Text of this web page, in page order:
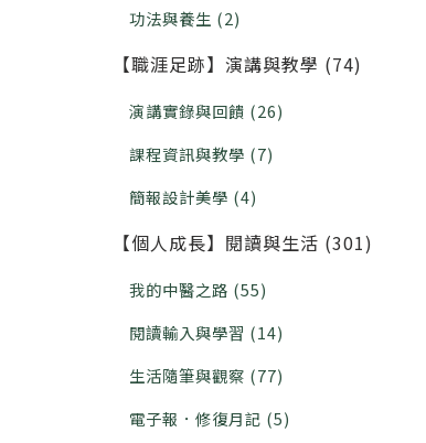
功法與養生 (2)
【職涯足跡】演講與教學 (74)
演講實錄與回饋 (26)
課程資訊與教學 (7)
簡報設計美學 (4)
【個人成長】閱讀與生活 (301)
我的中醫之路 (55)
閱讀輸入與學習 (14)
生活隨筆與觀察 (77)
電子報．修復月記 (5)